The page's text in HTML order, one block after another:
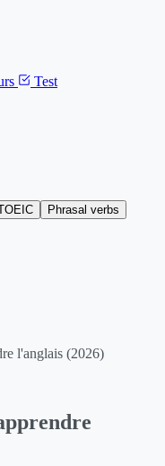
Test
Phrasal verbs
l'anglais (2026)